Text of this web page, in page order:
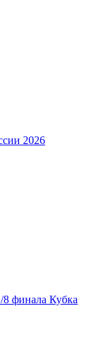
2026
8 финала Кубка